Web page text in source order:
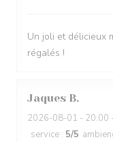
Un joli et délicieux
régalés !
Jaques B
2026-08-01 - 20:00
service : 5/5